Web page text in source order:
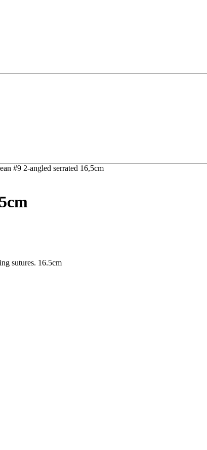
#9 2-angled serrated 16,5cm
sutures. 16.5cm